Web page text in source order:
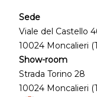
Sede
Viale del Castello
10024 Moncalieri
Show-room
Strada Torino 28
10024 Moncalieri